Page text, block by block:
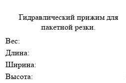
Гидравлический прижим для
пакетной резки.
Вес:
Длина:
Ширина:
Высота: